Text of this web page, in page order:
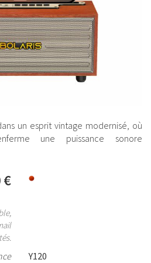
un esprit vintage modernisé, où
une puissance sonore
€
Y120